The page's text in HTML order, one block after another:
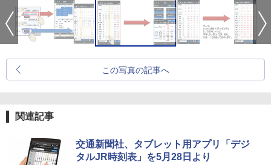
この写真の記事へ
関連記事
交通新聞社、タブレット用アプリ「デジ
タルJR時刻表」を5月28日より